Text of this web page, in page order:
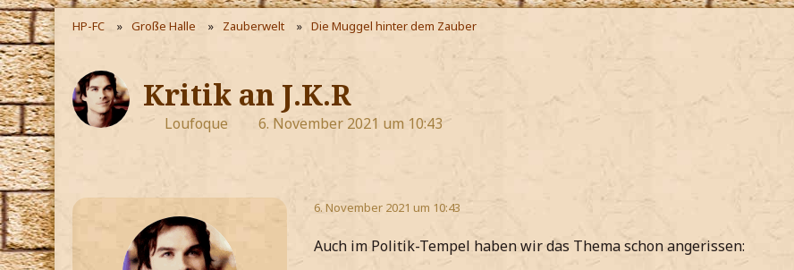
HP-FC Große Halle Zauberwelt Die Muggel hinter dem Zauber
Kritik an J.K.R
Loufoque 6. November 2021 um 10:43
6. November 2021 um 10:43
Auch im Politik-Tempel haben wir das Thema schon angerissen: